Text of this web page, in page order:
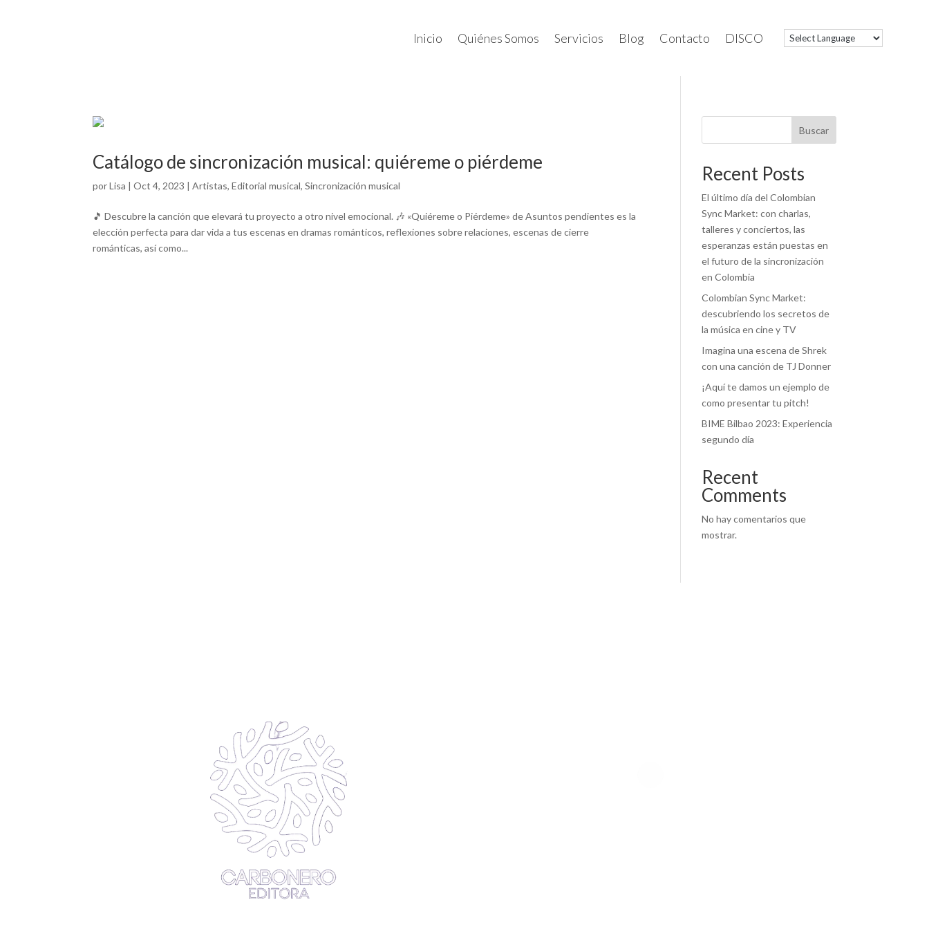
Inicio Quiénes Somos Servicios Blog Contacto DISCO
Catálogo de sincronización musical: quiéreme o piérdeme
porLisa |Oct 4, 2023 |Artistas,Editorial musical,Sincronización musical
🎵 Descubre la canción que elevará tu proyecto a otro nivel emocional. 🎶 «Quiéreme o Piérdeme» de Asuntos pendientes es la
elección perfecta para dar vida a tus escenas en dramas románticos, reflexiones sobre relaciones, escenas de cierre
románticas, así como...
Buscar
Recent Posts
El último día del Colombian
Sync Market: con charlas,
talleres y conciertos, las
esperanzas están puestas en
el futuro de la sincronización
en Colombia
Colombian Sync Market:
descubriendo los secretos de
la música en cine y TV
Imagina una escena de Shrek
con una canción de TJ Donner
¡Aquí te damos un ejemplo de
como presentar tu pitch!
BIME Bilbao 2023: Experiencia
segundo día
Recent
Comments
No hay comentarios que
mostrar.